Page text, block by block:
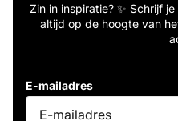
Zin in inspiratie? ✨ Schrijf
altijd op de hoogte van
E-mailadres